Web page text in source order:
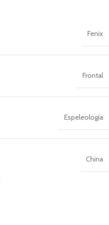
Fenix
Frontal
Espeleología
China